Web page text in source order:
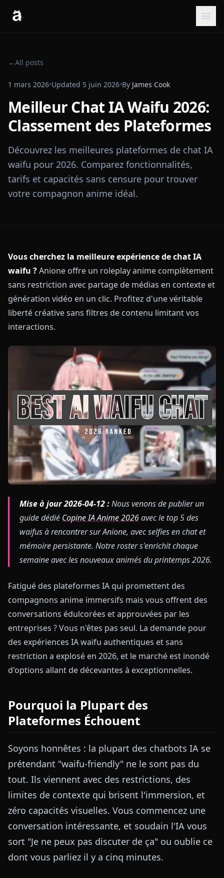
←All posts
1 mars 2026•Updated 5 juin 2026•By James Cook
Meilleur Chat IA Waifu 2026:
Classement des Plateformes
Découvrez les meilleures plateformes de chat IA
waifu pour 2026. Comparez fonctionnalités,
tarifs et capacités sans censure pour trouver
votre compagnon anime idéal.
Vous cherchez la meilleure expérience de chat IA
waifu ?Anione offre un roleplay anime complètement
sans restriction avec partage de médias en contexte et
génération vidéo en un clic. Profitez d'une véritable
liberté créative sans filtres de contenu limitant vos
interactions.
Mise à jour 2026-04-12 :Nous venons de publier un
guide dédié Copine IA Anime 2026avec le top 5 des
waifus à rencontrer sur Anione, avec selfies en chat et
mémoire persistante. Notre roster s'enrichit chaque
semaine avec les nouveaux animés du printemps 2026.
Fatigué des plateformes IA qui promettent des
compagnons anime immersifs mais vous offrent des
conversations édulcorées et approuvées par les
entreprises ? Vous n'êtes pas seul. La demande pour
des expériences IA waifu authentiques et sans
restriction a explosé en 2026, et le marché est inondé
d'options allant de décevantes à exceptionnelles.
Pourquoi la Plupart des
Plateformes Échouent
Soyons honnêtes : la plupart des chatbots IA se
prétendant "waifu-friendly" ne le sont pas du
tout. Ils viennent avec des restrictions, des
limites de contexte qui brisent l'immersion, et
zéro capacités visuelles. Vous commencez une
conversation intéressante, et soudain l'IA vous
sort "Je ne peux pas discuter de ça" ou oublie ce
dont vous parliez il y a cinq minutes.